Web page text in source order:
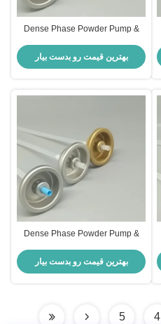
Dense Phase Powder Pump &
Long-Distance Conveying to
Multiple Booths Low Velocity,
بهترین قیمت رو بدست بیار
Dense Phase Powder Pump &
Long-Distance Conveying to
Multiple Booths Low Velocity,
بهترین قیمت رو بدست بیار
4
5